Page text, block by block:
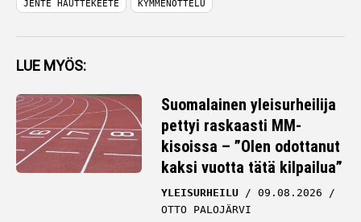
JENTE HAUTTEKEETE KYMMENOTTELU
LUE MYÖS:
Suomalainen yleisurheilija
pettyi raskaasti MM-
kisoissa – ”Olen odottanut
kaksi vuotta tätä kilpailua”
YLEISURHEILU
09.08.2026
OTTO PALOJÄRVI